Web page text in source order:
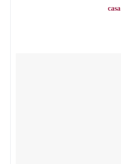
casa